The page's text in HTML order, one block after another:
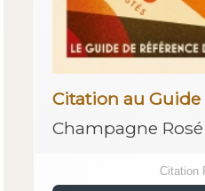
Citation au Guide
Champagne Rosé
Citation